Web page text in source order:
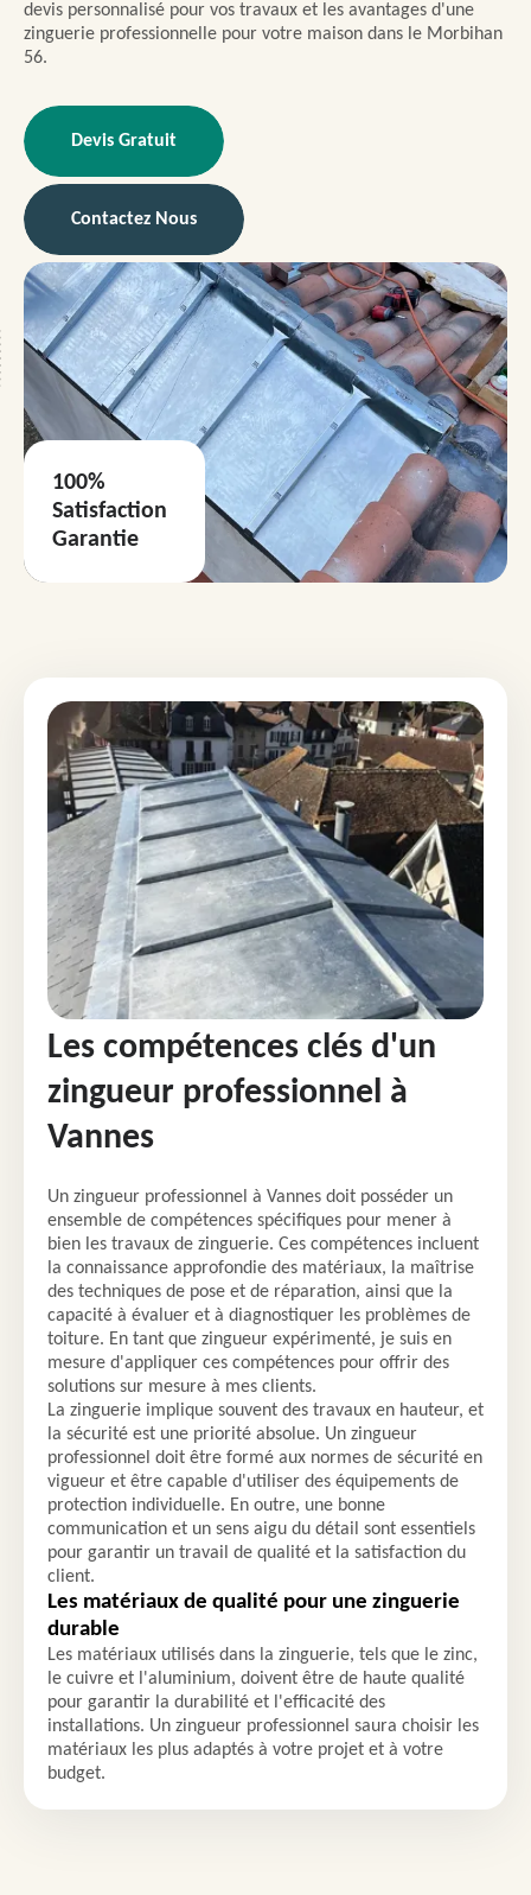
devis personnalisé pour vos travaux et les avantages d'une
zinguerie professionnelle pour votre maison dans le Morbihan
56.
Devis Gratuit
Contactez Nous
100%
Satisfaction
Garantie
Les compétences clés d'un
zingueur professionnel à
Vannes
Un zingueur professionnel à Vannes doit posséder un
ensemble de compétences spécifiques pour mener à
bien les travaux de zinguerie. Ces compétences incluent
la connaissance approfondie des matériaux, la maîtrise
des techniques de pose et de réparation, ainsi que la
capacité à évaluer et à diagnostiquer les problèmes de
toiture. En tant que zingueur expérimenté, je suis en
mesure d'appliquer ces compétences pour offrir des
solutions sur mesure à mes clients.
La zinguerie implique souvent des travaux en hauteur, et
la sécurité est une priorité absolue. Un zingueur
professionnel doit être formé aux normes de sécurité en
vigueur et être capable d'utiliser des équipements de
protection individuelle. En outre, une bonne
communication et un sens aigu du détail sont essentiels
pour garantir un travail de qualité et la satisfaction du
client.
Les matériaux de qualité pour une zinguerie
durable
Les matériaux utilisés dans la zinguerie, tels que le zinc,
le cuivre et l'aluminium, doivent être de haute qualité
pour garantir la durabilité et l'efficacité des
installations. Un zingueur professionnel saura choisir les
matériaux les plus adaptés à votre projet et à votre
budget.